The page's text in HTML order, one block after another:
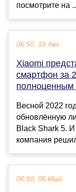
посмотрите на
06:50, 19 Авг
Xiaomi
смартфон за
полноценным
Весной 2022
обновлённую
Black Shark 5. И
компания
06:50, 05 Май